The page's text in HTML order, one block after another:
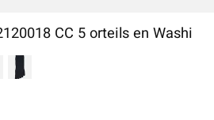
CC 5 orteils en Washi